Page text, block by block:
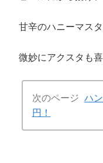
甘辛のハニーマスタ
微妙にアクスタも喜
次のページ ハ
円！